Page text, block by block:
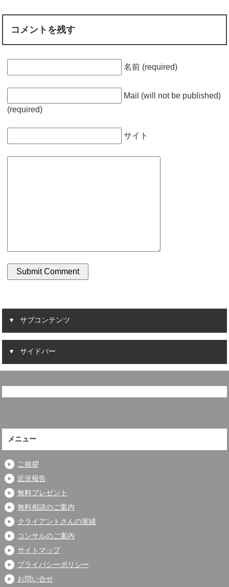
コメントを残す
名前 (required)
Mail (will not be published)
(required)
サイト
サブコンテンツ
サイドバー
メニュー
ご挨拶
近況報告
無料プレゼント
無料相談のご案内
クライアントさんの実績
コンサルのご案内
サイトマップ
プライバシーポリシー
お問い合せ